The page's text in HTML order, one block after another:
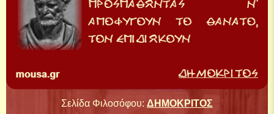
Σελίδα Φιλοσόφου: ΔΗΜΟΚΡΙΤΟΣ